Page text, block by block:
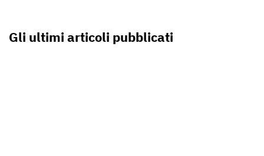
Gli ultimi articoli pubblicati